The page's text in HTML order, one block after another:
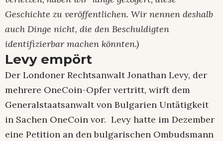
Geschichte zu veröffentlichen. Wir nennen deshalb
auch Dinge nicht, die den Beschuldigten
identifizierbar machen könnten.)
Levy empört
Der Londoner Rechtsanwalt Jonathan Levy, der
mehrere OneCoin-Opfer vertritt, wirft dem
Generalstaatsanwalt von Bulgarien Untätigkeit
in Sachen OneCoin vor. Levy hatte im Dezember
eine Petition an den bulgarischen Ombudsmann